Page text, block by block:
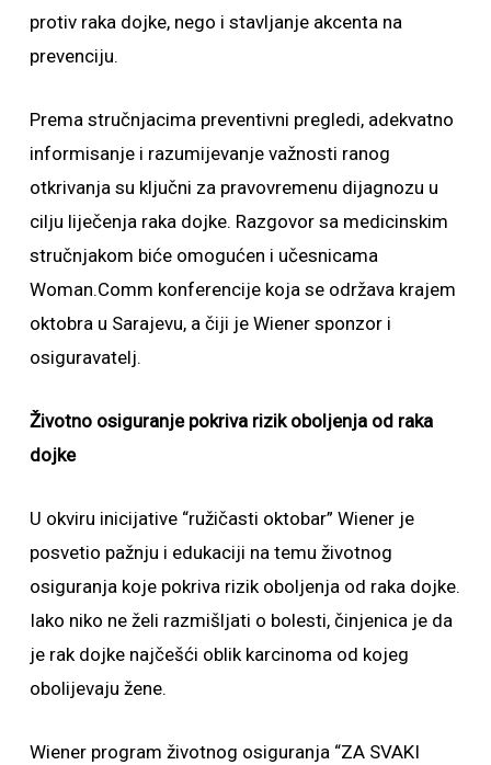
protiv raka dojke, nego i stavljanje akcenta na
prevenciju.
Prema stručnjacima preventivni pregledi, adekvatno
informisanje i razumijevanje važnosti ranog
otkrivanja su ključni za pravovremenu dijagnozu u
cilju liječenja raka dojke. Razgovor sa medicinskim
stručnjakom biće omogućen i učesnicama
Woman.Comm konferencije koja se održava krajem
oktobra u Sarajevu, a čiji je Wiener sponzor i
osiguravatelj.
Životno osiguranje pokriva rizik oboljenja od raka
dojke
U okviru inicijative “ružičasti oktobar” Wiener je
posvetio pažnju i edukaciji na temu životnog
osiguranja koje pokriva rizik oboljenja od raka dojke.
Iako niko ne želi razmišljati o bolesti, činjenica je da
je rak dojke najčešći oblik karcinoma od kojeg
obolijevaju žene.
Wiener program životnog osiguranja “ZA SVAKI